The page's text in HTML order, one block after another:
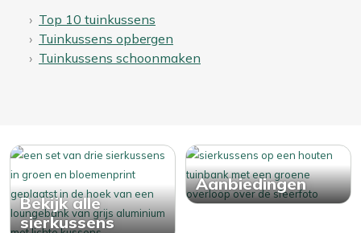
Top 10 tuinkussens
Tuinkussens opbergen
Tuinkussens schoonmaken
Bekijk alle
sierkussens
Aanbiedingen